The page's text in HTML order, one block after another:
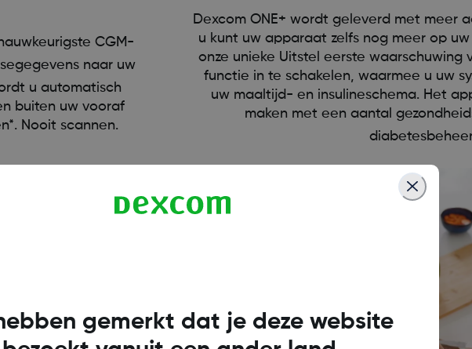
CGM-
naar uw
u automatisch
buiten uw vooraf
Nooit scannen.
Dexcom ONE+ wordt geleverd met meer
u kunt uw apparaat zelfs nog meer op
onze unieke Uitstel eerste
functie in te schakelen, waarmee u uw
uw maaltijd- en insulineschema. Het
maken met een aantal
gemerkt dat je deze website